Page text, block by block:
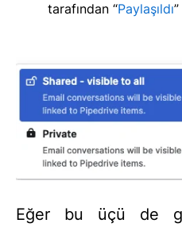
tarafından “Paylaşıldı
Eğer bu üçü de